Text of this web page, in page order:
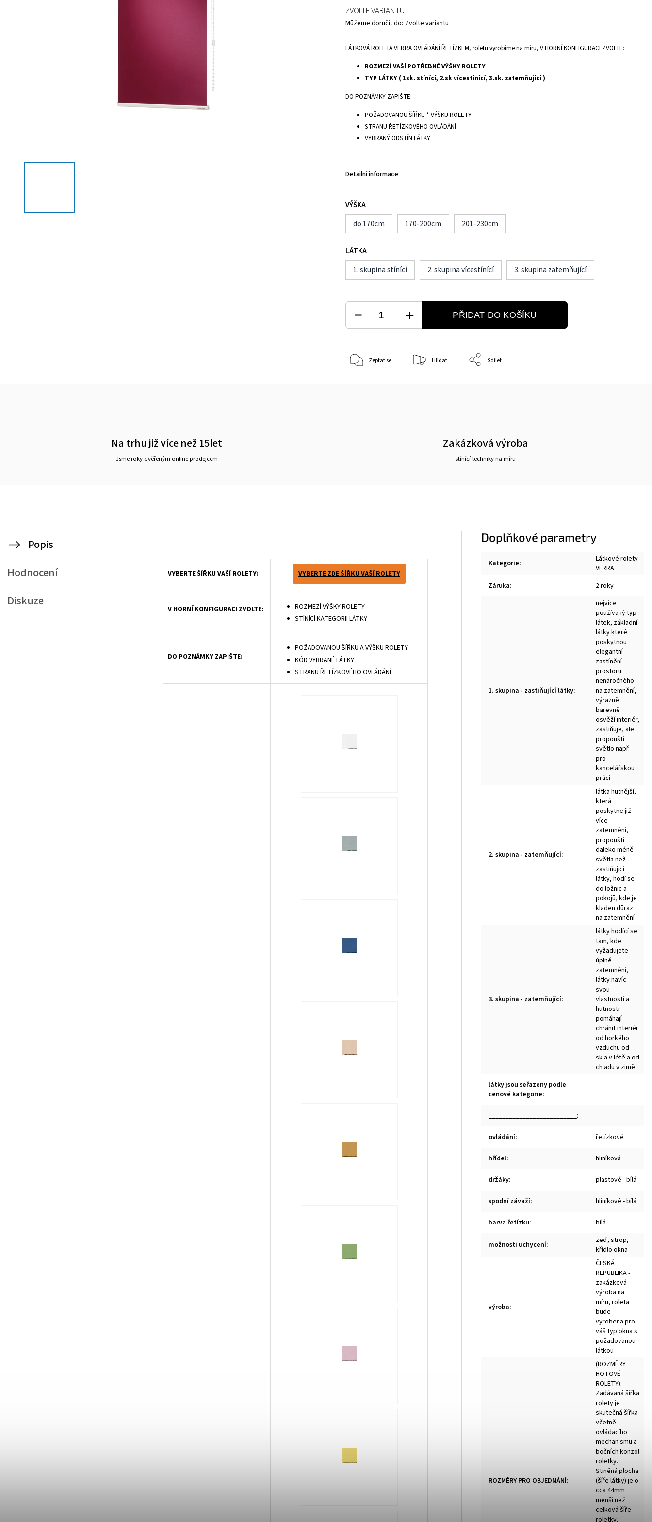
LÁTKOVÁ ROLETA VERRA OVLÁDÁNÍ ŘETÍZKEM, roletu vyrobíme na míru, V HORNÍ KONFIGURACI ZVOLTE:
ROZMEZÍ VAŠÍ POTŘEBNÉ VÝŠKY ROLETY
TYP LÁTKY ( 1sk. stínící, 2.sk vícestínící, 3.sk. zatemňující )
DO POZNÁMKY ZAPIŠTE:
POŽADOVANOU ŠÍŘKU * VÝŠKU ROLETY
STRANU ŘETÍZKOVÉHO OVLÁDÁNÍ
VYBRANÝ ODSTÍN LÁTKY
Detailní informace
VÝŠKA
do 170cm
170-200cm 201-230cm
LÁTKA
1. skupina stínící
2. skupina vícestínící 3. skupina zatemňující
ZVOLTE VARIANTU
Můžeme doručit do: Zvolte variantu
PŘIDAT DO KOŠÍKU
Zeptat se Hlídat Sdílet
Na trhu již více než 15let
Jsme roky ověřeným online prodejcem
Zakázková výroba
stínící techniky na míru
Popis
Hodnocení
Diskuze
VYBERTE ŠÍŘKU VAŠÍ ROLETY: VYBERTE ZDE ŠÍŘKU VAŠÍ ROLETY
V HORNÍ KONFIGURACI ZVOLTE:
ROZMEZÍ VÝŠKY ROLETY
STÍNÍCÍ KATEGORII LÁTKY
DO POZNÁMKY ZAPIŠTE:
POŽADOVANOU ŠÍŘKU A VÝŠKU ROLETY
KÓD VYBRANÉ LÁTKY
STRANU ŘETÍZKOVÉHO OVLÁDÁNÍ
Doplňkové parametry
Kategorie:
Látkové rolety
VERRA
Záruka: 2 roky
1. skupina - zastiňující látky:
nejvíce
používaný typ
látek, základní
látky které
poskytnou
elegantní
zastínění
prostoru
nenáročného
na zatemnění,
výrazně
barevně
osvěží interiér,
zastiňuje, ale i
propouští
světlo např.
pro
kancelářskou
práci
2. skupina - zatemňující:
látka hutnější,
která
poskytne již
více
zatemnění,
propouští
daleko méně
světla než
zastiňující
látky, hodí se
do ložnic a
pokojů, kde je
kladen důraz
na zatemnění
3. skupina - zatemňující:
látky hodící se
tam, kde
vyžadujete
úplné
zatemnění,
látky navíc
svou
vlastností a
hutností
pomáhají
chránit interiér
od horkého
vzduchu od
skla v létě a od
chladu v zimě
látky jsou seřazeny podle
cenové kategorie:
__________________________:
ovládání: řetízkové
hřídel: hliníková
držáky: plastové - bílá
spodní závaží: hliníkové - bílá
barva řetízku: bílá
možnosti uchycení:
zeď, strop,
křídlo okna
výroba:
ČESKÁ
REPUBLIKA -
zakázková
výroba na
míru, roleta
bude
vyrobena pro
váš typ okna s
požadovanou
látkou
ROZMĚRY PRO OBJEDNÁNÍ:
(ROZMĚRY
HOTOVÉ
ROLETY):
Zadávaná šířka
rolety je
skutečná šířka
včetně
ovládacího
mechanismu a
bočních konzol
roletky.
Stíněná plocha
(šíře látky) je o
cca 44mm
menší než
celková šíře
roletky.